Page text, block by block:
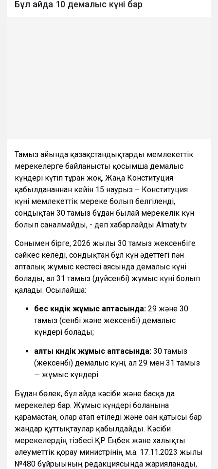
Бұл айда 10 демалыс күні бар
Тамыз айында қазақстандықтарды мемлекеттік
мерекелерге байланысты қосымша демалыс
күндері күтіп тұрған жоқ. Жаңа Конституция
қабылданғаннан кейін 15 наурыз – Конституция
күні мемлекеттік мереке болып белгіленді,
сондықтан 30 тамыз бұдан былай мерекелік күн
болып саналмайды, - деп хабарлайды Almaty.tv.
Сонымен бірге, 2026 жылғы 30 тамыз жексенбіге
сәйкес келеді, сондықтан бұл күн әдеттегі пән
апталық жұмыс кестесі аясында демалыс күні
болады, ал 31 тамыз (дүйсенбі) жұмыс күні болып
қалады. Осылайша:
бес күндік жұмыс аптасында: 29 және 30
тамыз (сенбі және жексенбі) демалыс
күндері болады;
алты күндік жұмыс аптасында: 30 тамыз
(жексенбі) демалыс күні, ал 29 мен 31 тамыз
— жұмыс күндері.
Бұдан бөлек, бұл айда кәсіби және басқа да
мерекелер бар. Жұмыс күндері болғанына
қарамастан, олар атап өтіледі және оған қатысы бар
жандар құттықтаулар қабылдайды. Кәсіби
мерекелердің тізбесі ҚР Еңбек және халықты
әлеуметтік қорғау министрінің м.а. 17.11.2023 жылғы
№480 бұйрығының редакциясында жарияланады,